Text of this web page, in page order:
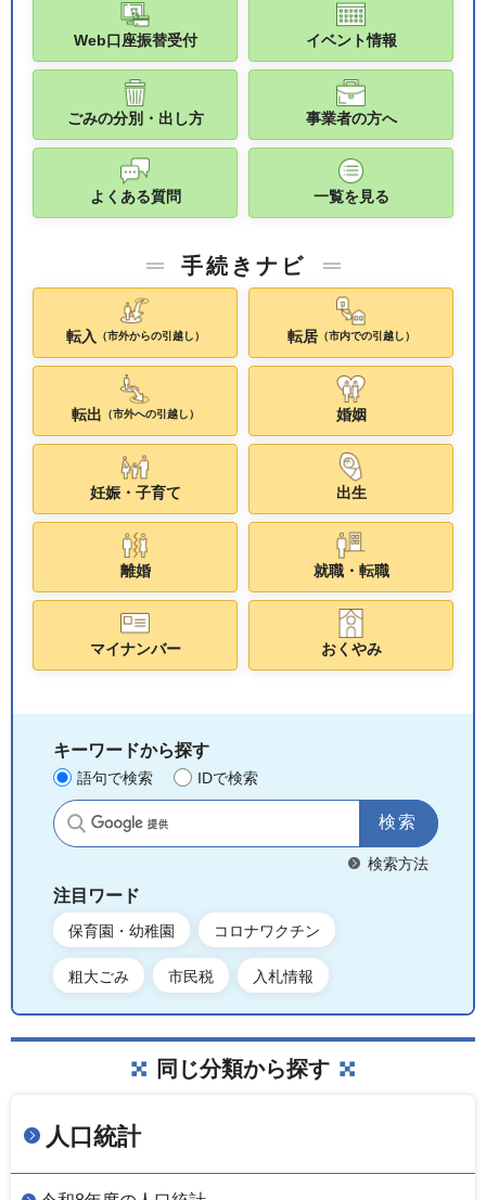
Web口座振替受付 イベント情報
ごみの分別・出し方 事業者の方へ
よくある質問 一覧を見る
手続きナビ
転入 （市外からの引越し） 転居（市内での引越し）
転出 （市外への引越し） 婚姻
妊娠・子育て 出生
離婚 就職・転職
マイナンバー おくやみ
キーワードから探す
語句で検索 IDで検索
サイト内検索
検索方法
注目ワード
保育園・幼稚園 コロナワクチン
粗大ごみ 市民税 入札情報
同じ分類から探す
人口統計